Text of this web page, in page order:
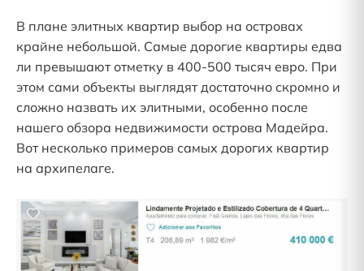
В плане элитных квартир выбор на островах
крайне небольшой. Самые дорогие квартиры едва
ли превышают отметку в 400-500 тысяч евро. При
этом сами объекты выглядят достаточно скромно и
сложно назвать их элитными, особенно после
нашего обзора недвижимости острова Мадейра.
Вот несколько примеров самых дорогих квартир
на архипелаге.